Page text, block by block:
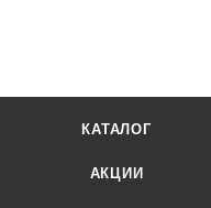
КАТАЛОГ
АКЦИИ